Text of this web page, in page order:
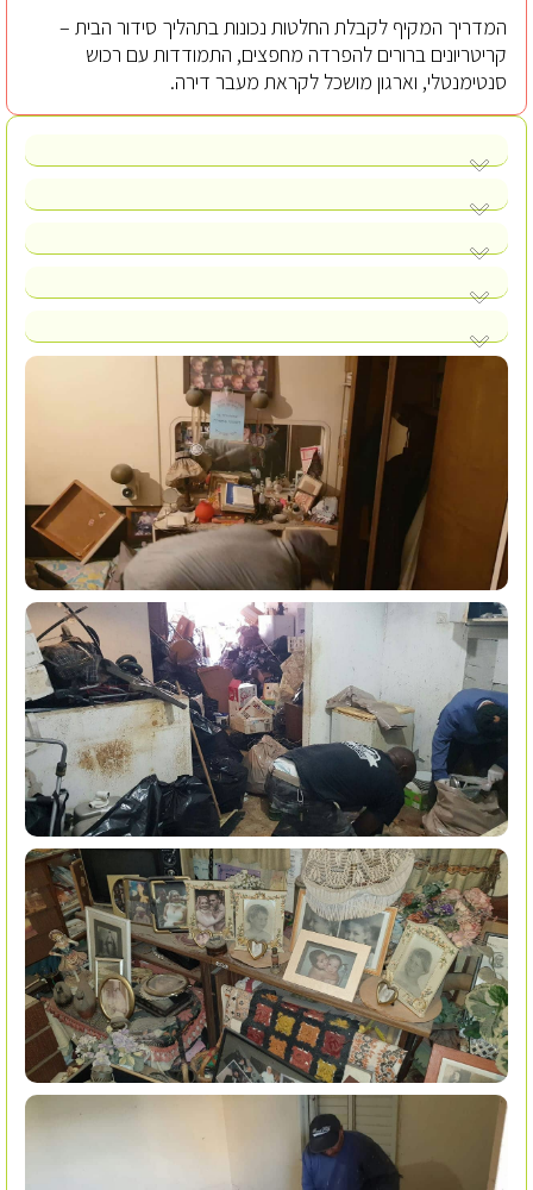
המדריך המקיף לקבלת החלטות נכונות בתהליך סידור הבית –
קריטריונים ברורים להפרדה מחפצים, התמודדות עם רכוש
סנטימנטלי, וארגון מושכל לקראת מעבר דירה.